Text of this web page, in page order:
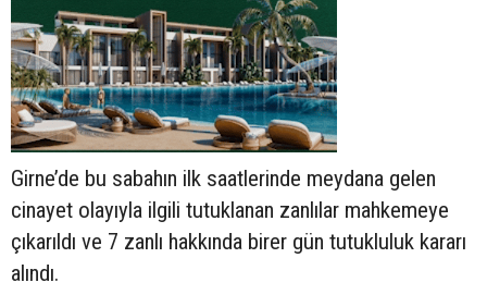
Girne’de bu sabahın ilk saatlerinde meydana gelen
cinayet olayıyla ilgili tutuklanan zanlılar mahkemeye
çıkarıldı ve 7 zanlı hakkında birer gün tutukluluk kararı
alındı.